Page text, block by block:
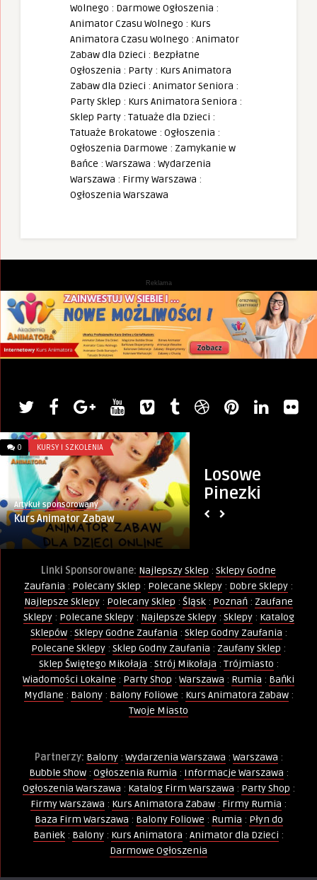
Wolnego : Darmowe Ogłoszenia :
Animator Czasu Wolnego : Kurs
Animatora Czasu Wolnego : Animator
Zabaw dla Dzieci : Bezpłatne
Ogłoszenia : Party : Kurs Animatora
Zabaw dla Dzieci : Animator Seniora :
Party Sklep : Kurs Animatora Seniora :
Sklep Party : Tatuaże dla Dzieci :
Tatuaże Brokatowe : Ogłoszenia :
Ogłoszenia Darmowe : Zamykanie w
Bańce : Warszawa : Wydarzenia
Warszawa : Firmy Warszawa :
Ogłoszenia Warszawa
Reklama
Losowe
Pinezki
0 KURSY I SZKOLENIA
Artykuł sponsorowany
Kurs Animator Zabaw
Linki Sponsorowane: Najlepszy Sklep : Sklepy Godne
Zaufania : Polecany Sklep : Polecane Sklepy : Dobre Sklepy :
Najlepsze Sklepy : Polecany Sklep : Śląsk : Poznań : Zaufane
Sklepy: Polecane Sklepy: Najlepsze Sklepy: Sklepy: Katalog
Sklepów: Sklepy Godne Zaufania : Sklep Godny Zaufania :
Polecane Sklepy : Sklep Godny Zaufania : Zaufany Sklep :
Sklep Świętego Mikołaja : Strój Mikołaja : Trójmiasto :
Wiadomości Lokalne : Party Shop : Warszawa : Rumia : Bańki
Mydlane : Balony: Balony Foliowe : Kurs Animatora Zabaw:
Twoje Miasto
Partnerzy: Balony: Wydarzenia Warszawa : Warszawa :
Bubble Show: Ogłoszenia Rumia : Informacje Warszawa :
Ogłoszenia Warszawa : Katalog Firm Warszawa : Party Shop :
Firmy Warszawa : Kurs Animatora Zabaw : Firmy Rumia :
Baza Firm Warszawa : Balony Foliowe : Rumia : Płyn do
Baniek : Balony : Kurs Animatora : Animator dla Dzieci :
Darmowe Ogłoszenia